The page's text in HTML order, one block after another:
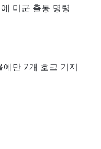
미군 출동 명령
만 7개 호크 기지